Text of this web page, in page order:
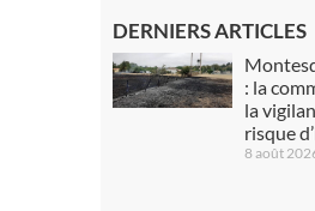
DERNIERS ARTICLES
: la
la
risque
8 août